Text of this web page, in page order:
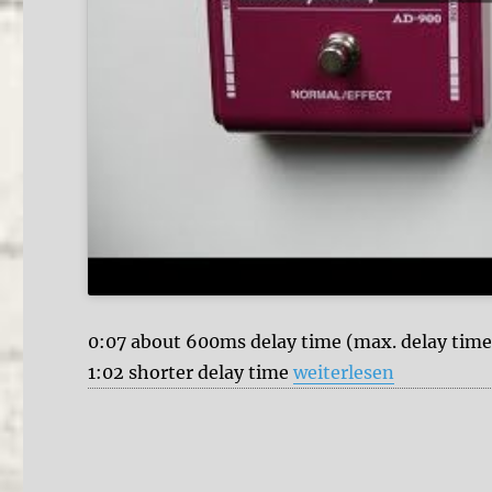
0:07 about 600ms delay time (max. delay
1:02 shorter delay time„AnalogMan ARDX20
weiterlesen